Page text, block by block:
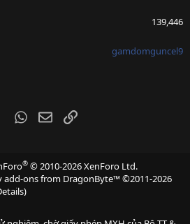
139,446
gamdomguncel9
TumblrWhatsApp
EmailLink
® © 2010-2026 XenForo Ltd.
add-ons from DragonByte™©2011-2026
)